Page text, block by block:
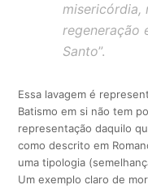
misericórdia,
regeneração
Santo”.
Essa lavagem é
Batismo em si não tem
representação daquilo
como descrito em
uma tipologia
Um exemplo claro de